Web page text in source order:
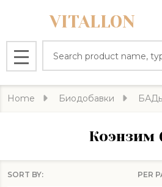
VITALLON
MENU
Home Биодобавки
Коэнзим
SORT BY: PER